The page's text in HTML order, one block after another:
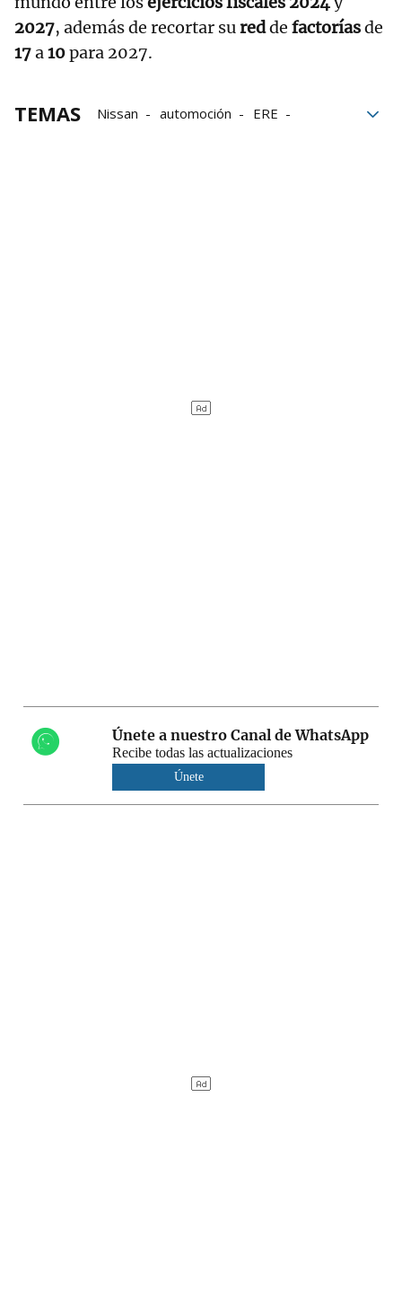
2027, además de recortar suredde factoríasde
17a10para 2027.
TEMAS Nissan automoción
ERE
Únete a nuestro Canal de WhatsApp
Recibe todas las actualizaciones
Únete